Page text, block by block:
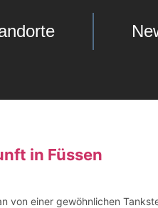
in Füssen
von einer gewöhnlichen